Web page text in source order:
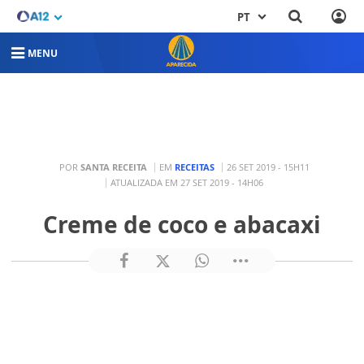
PT
MENU
POR SANTA RECEITA EM RECEITAS
26 SET 2019 - 15H11
ATUALIZADA EM 27 SET 2019 - 14H06
Creme de coco e abacaxi